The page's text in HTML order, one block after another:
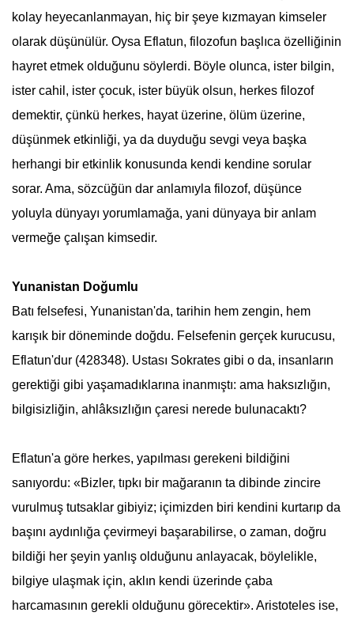
kolay heyecanlanmayan, hiç bir şeye kızmayan kimseler
olarak düşünülür. Oysa Eflatun, filozofun başlıca özelliğinin
hayret etmek olduğunu söylerdi. Böyle olunca, ister bilgin,
ister cahil, ister çocuk, ister büyük olsun, herkes filozof
demektir, çünkü herkes, hayat üzerine, ölüm üzerine,
düşünmek etkinliği, ya da duyduğu sevgi veya başka
herhangi bir etkinlik konusunda kendi kendine sorular
sorar. Ama, sözcüğün dar anlamıyla filozof, düşünce
yoluyla dünyayı yorumlamağa, yani dünyaya bir anlam
vermeğe çalışan kimsedir.
Yunanistan Doğumlu
Batı felsefesi, Yunanistan'da, tarihin hem zengin, hem
karışık bir döneminde doğdu. Felsefenin gerçek kurucusu,
Eflatun'dur (428348). Ustası Sokrates gibi o da, insanların
gerektiği gibi yaşamadıklarına inanmıştı: ama haksızlığın,
bilgisizliğin, ahlâksızlığın çaresi nerede bulunacaktı?
Eflatun'a göre herkes, yapılması gerekeni bildiğini
sanıyordu: «Bizler, tıpkı bir mağaranın ta dibinde zincire
vurulmuş tutsaklar gibiyiz; içimizden biri kendini kurtarıp da
başını aydınlığa çevirmeyi başarabilirse, o zaman, doğru
bildiği her şeyin yanlış olduğunu anlayacak, böylelikle,
bilgiye ulaşmak için, aklın kendi üzerinde çaba
harcamasının gerekli olduğunu görecektir». Aristoteles ise,